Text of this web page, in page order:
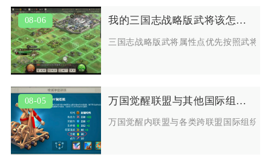
08-06 我的三国志战略版武将该怎样配置属性点
三国志战略版武将属性点优先按照武将
08-05 万国觉醒联盟与其他国际组织的关系如何
万国觉醒内联盟与各类跨联盟国际组织